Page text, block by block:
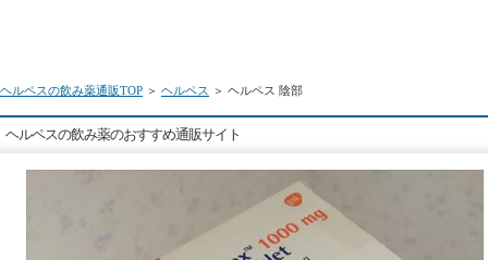
ヘルペスの飲み薬通販TOP ＞ ヘルペス ＞ ヘルペス 陰部
ヘルペスの飲み薬のおすすめ通販サイト